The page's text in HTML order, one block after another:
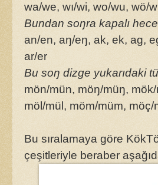
wa/we, wı/wi, wo/wu, wö/
Bundan soŋra kapalı
an/en, aŋ/eŋ, ak, ek, ag,
ar/er
Bu soŋ dizge yukarıdaki
mön/mün, möŋ/müŋ,
möl/mül, möm/müm,
Bu sıralamaya göre
çeşitleriyle beraber